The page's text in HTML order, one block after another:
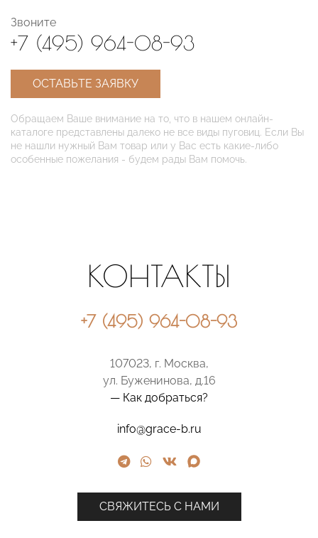
Звоните
+7 (495) 964-08-93
ОСТАВЬТЕ ЗАЯВКУ
Обращаем Ваше внимание на то, что в нашем онлайн-
каталоге представлены далеко не все виды пуговиц. Если Вы
не нашли нужный Вам товар или у Вас есть какие-либо
особенные пожелания - будем рады Вам помочь.
КОНТАКТЫ
+7 (495) 964-08-93
107023, г. Москва,
ул. Буженинова, д.16
— Как добраться?
info@grace-b.ru
СВЯЖИТЕСЬ С НАМИ